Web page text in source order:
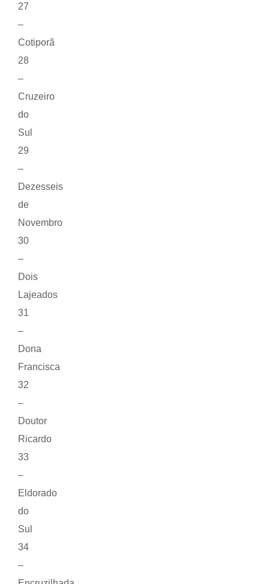
27
–
Cotiporã
28
–
Cruzeiro
do
Sul
29
–
Dezesseis
de
Novembro
30
–
Dois
Lajeados
31
–
Dona
Francisca
32
–
Doutor
Ricardo
33
–
Eldorado
do
Sul
34
–